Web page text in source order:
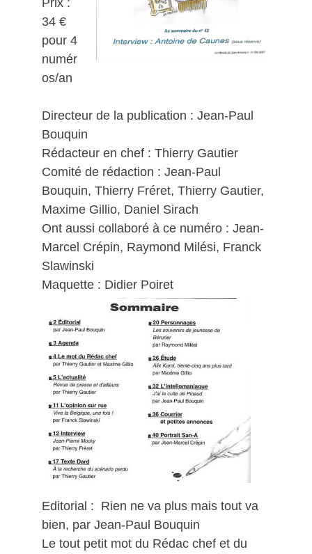
34 €
pour 4
numér
os/an
Directeur de la publication : Jean-Paul
Bouquin
Rédacteur en chef : Thierry Gautier
Comité de rédaction : Jean-Paul
Bouquin, Thierry Fréret, Thierry Gautier,
Maxime Gillio, Daniel Sirach
Ont aussi collaboré à ce numéro : Jean-
Marcel Crépin, Raymond Milési, Franck
Slawinski
Maquette : Didier Poiret
Editorial : Rien ne va plus mais tout va
bien, par Jean-Paul Bouquin
Le tout petit mot du Rédac chef et du